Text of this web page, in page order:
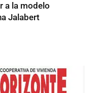
a la modelo
Jalabert